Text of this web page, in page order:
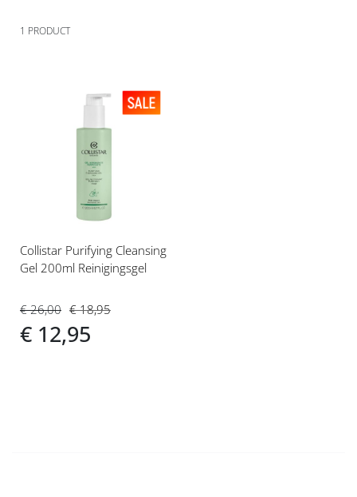
1 PRODUCT
verlanglijst
Collistar Purifying Cleansing
Gel 200ml Reinigingsgel
€ 26,00
€ 12,95
€ 18,95